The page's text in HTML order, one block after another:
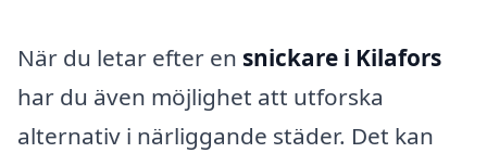
När du letar efter en snickare i Kilafors
har du även möjlighet att utforska
alternativ i närliggande städer. Det kan